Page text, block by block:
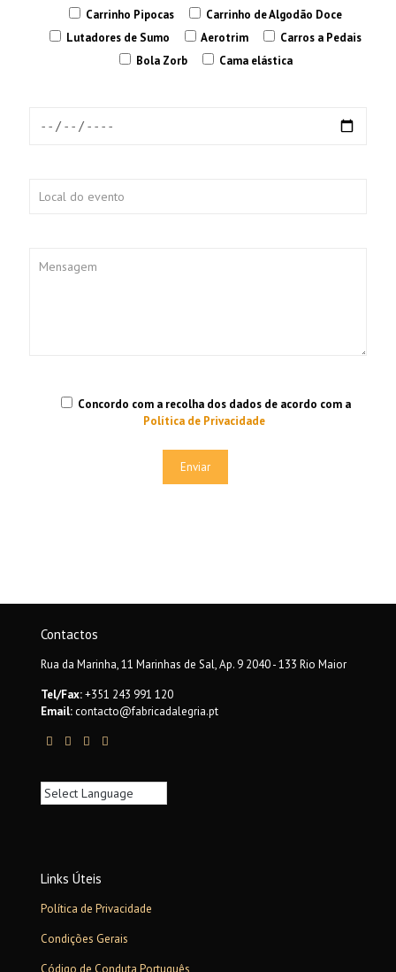
Carrinho Pipocas
Carrinho de Algodão Doce
Lutadores de Sumo
Aerotrim
Carros a Pedais
Bola Zorb
Cama elástica
Concordo com a recolha dos dados de acordo com a
Política de Privacidade
Contactos
Rua da Marinha, 11 Marinhas de Sal, Ap. 9 2040 - 133 Rio Maior
Tel/Fax:+351 243 991 120
Email:contacto@fabricadalegria.pt
Links Úteis
Política de Privacidade
Condições Gerais
Código de Conduta Português